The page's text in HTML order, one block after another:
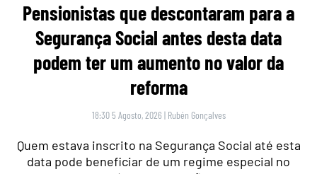
Pensionistas que descontaram para a
Segurança Social antes desta data
podem ter um aumento no valor da
reforma
18:30 5 Agosto, 2026 | Rubén Gonçalves
Quem estava inscrito na Segurança Social até esta
data pode beneficiar de um regime especial no